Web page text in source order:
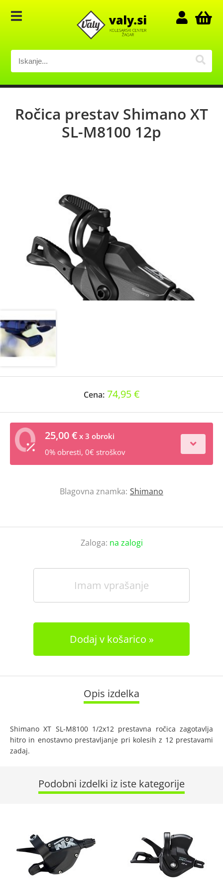
Ročica prestav Shimano XT
SL-M8100 12p
Cena: 74,95 €
25,00 € x 3 obroki
0% obresti, 0€ stroškov
Blagovna znamka: Shimano
Zaloga: na zalogi
Imam vprašanje
Dodaj v košarico
Opis izdelka
Shimano XT SL-M8100 1/2x12 prestavna ročica zagotavlja
hitro in enostavno prestavljanje pri kolesih z 12 prestavami
zadaj.
Podobni izdelki iz iste kategorije